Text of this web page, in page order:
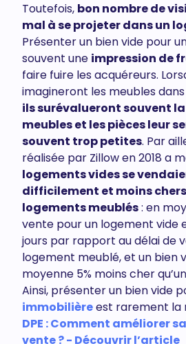
Toutefois, bon nombre de
mal à se projeter dans un
Présenter un bien vide pour
souvent une impression de
faire fuire les acquéreurs.
imagineront les meubles
ils surévalueront souvent
meubles et les pièces leur
souvent trop petites. Par
réalisée par Zillow en 2018 a
logements vides se
difficilement et moins
logements meublés: en
vente pour un logement vide
jours par rapport au délai de
logement meublé, et un bien
moyenne 5% moins cher
Ainsi, présenter un bien vide
immobilièreest rarement la
DPE : Comment améliorer
vente ? - Découvrir l’article